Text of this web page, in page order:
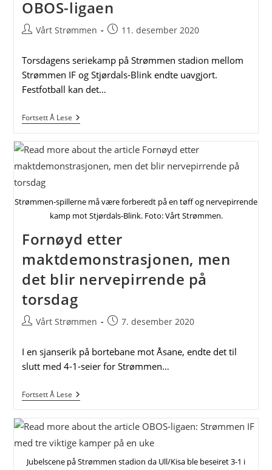
OBOS-ligaen
PostVårt Strømmen
Post11. desember 2020
Torsdagens seriekamp på Strømmen stadion mellom
Strømmen IF og Stjørdals-Blink endte uavgjort.
Festfotball kan det…
Fortsett Å LeseStrømmen
IF
Klare
For
12.
Sammenhengende
OBOS-
Ligaen
Strømmen-spillerne må være forberedt på en tøff og nervepirrende
kamp mot Stjørdals-Blink. Foto: Vårt Strømmen.
Fornøyd etter
maktdemonstrasjonen, men
det blir nervepirrende på
torsdag
PostVårt Strømmen
Post7. desember 2020
I en sjanserik på bortebane mot Åsane, endte det til
slutt med 4-1-seier for Strømmen…
Fortsett Å LeseFornøyd
Etter
Men
Det
Blir
Nervepirrende
På
Jubelscene på Strømmen stadion da Ull/Kisa ble beseiret 3-1 i